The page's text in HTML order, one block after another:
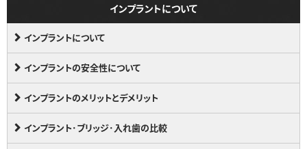
インプラントについて
インプラントについて
インプラントの安全性について
インプラントのメリットとデメリット
インプラント･ブリッジ･入れ歯の比較